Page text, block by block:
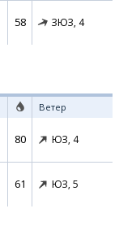
58 ЗЮЗ, 4
Ветер
80 ЮЗ, 4
61 ЮЗ, 5